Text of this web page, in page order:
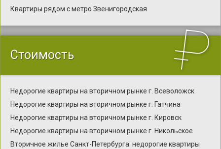
Квартиры рядом с метро Звенигородская
Стоимость
Недорогие квартиры на вторичном рынке г. Всеволожск
Недорогие квартиры на вторичном рынке г. Гатчина
Недорогие квартиры на вторичном рынке г. Кировск
Недорогие квартиры на вторичном рынке г. Никольское
Вторичное жилье Санкт-Петербурга: недорогие квартиры